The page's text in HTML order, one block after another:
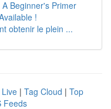
Beginner's Primer
!
obtenir le plein ...
Live | Tag Cloud | Top
Feeds